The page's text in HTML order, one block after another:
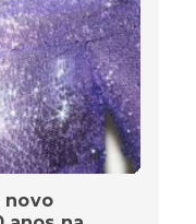
novo